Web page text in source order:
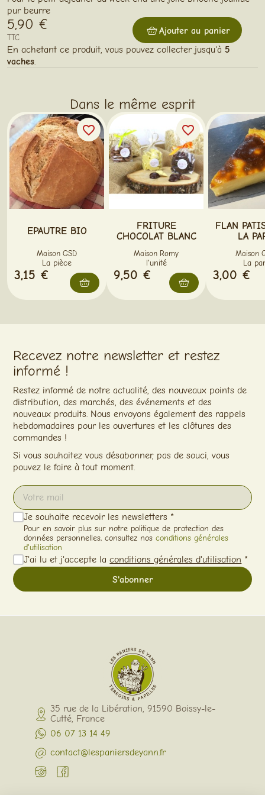
pur beurre
5,90 €
TTC
Ajouter au panier
En achetant ce produit, vous pouvez collecter jusqu'à 5
vaches.
Dans le même esprit
EPAUTRE BIO
Maison GSD
La pièce
3,15 €
favorite_border
FRITURE
CHOCOLAT BLANC
Maison Romy
l'unité
9,50 €
favorite_border
FLAN
LA
Maison
La
3,00 €
Recevez notre newsletter et restez
informé !
Restez informé de notre actualité, des nouveaux points de
distribution, des marchés, des événements et des
nouveaux produits. Nous envoyons également des rappels
hebdomadaires pour les ouvertures et les clôtures des
commandes !
Si vous souhaitez vous désabonner, pas de souci, vous
pouvez le faire à tout moment.
Je souhaite recevoir les newsletters *
Pour en savoir plus sur notre politique de protection des
données personnelles, consultez nosconditions générales
d'utilisation
J'ai lu et j'accepte laconditions générales d'utilisation *
35 rue de la Libération, 91590 Boissy-le-
Cutté, France
06 07 13 14 49
contact@lespaniersdeyann.fr